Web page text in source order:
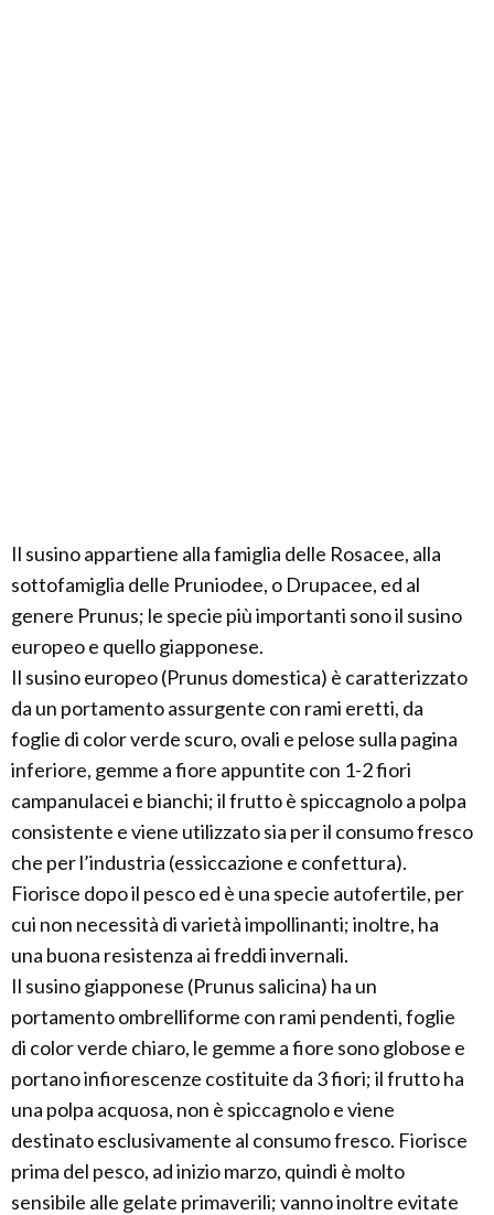
Il susino appartiene alla famiglia delle Rosacee, alla
sottofamiglia delle Pruniodee, o Drupacee, ed al
genere Prunus; le specie più importanti sono il susino
europeo e quello giapponese.
Il susino europeo (Prunus domestica) è caratterizzato
da un portamento assurgente con rami eretti, da
foglie di color verde scuro, ovali e pelose sulla pagina
inferiore, gemme a fiore appuntite con 1-2 fiori
campanulacei e bianchi; il frutto è spiccagnolo a polpa
consistente e viene utilizzato sia per il consumo fresco
che per l’industria (essiccazione e confettura).
Fiorisce dopo il pesco ed è una specie autofertile, per
cui non necessità di varietà impollinanti; inoltre, ha
una buona resistenza ai freddi invernali.
Il susino giapponese (Prunus salicina) ha un
portamento ombrelliforme con rami pendenti, foglie
di color verde chiaro, le gemme a fiore sono globose e
portano infiorescenze costituite da 3 fiori; il frutto ha
una polpa acquosa, non è spiccagnolo e viene
destinato esclusivamente al consumo fresco. Fiorisce
prima del pesco, ad inizio marzo, quindi è molto
sensibile alle gelate primaverili; vanno inoltre evitate